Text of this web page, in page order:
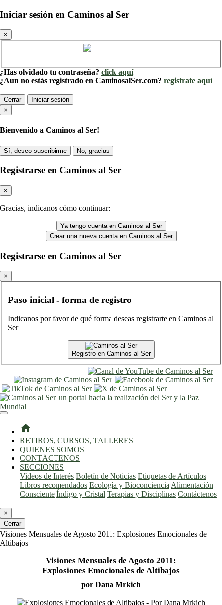
Iniciar sesión en Caminos al Ser
×
¿Has olvidado tu contraseña? click aquí
¿Aun no estás registrado en CaminosalSer.com? registrate aquí
Cerrar
Iniciar sesión
×
Bienvenido a Caminos al Ser!
Sí, deseo suscribirme No, gracias
Registrarse en Caminos al Ser
×
Gracias, indicanos cómo continuar:
Ya tengo cuenta en Caminos al Ser
Crear una nueva cuenta en Caminos al Ser
Registrarse en Caminos al Ser
×
Paso inicial - forma de registro
Indicanos por favor de qué forma deseas registrarte en Caminos al
Ser
Registro en Caminos al Ser
home
RETIROS, CURSOS, TALLERES
QUIENES SOMOS
CONTÁCTENOS
SECCIONES
Videos de Interés Boletín de Noticias Etiquetas de Artículos
Libros recomendados Ecología y Bioconciencia Alimentación
Consciente Índigo y Cristal Terapias y Disciplinas Contáctenos
×
Cerrar
Visiones Mensuales de Agosto 2011: Explosiones Emocionales de
Altibajos
Visiones Mensuales de Agosto 2011:
Explosiones Emocionales de Altibajos
por Dana Mrkich